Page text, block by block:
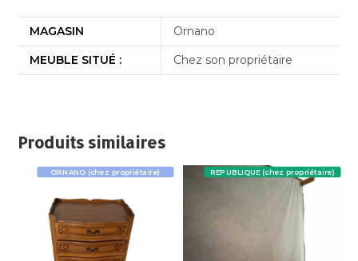
MAGASIN
Ornano
MEUBLE SITUÉ :
Chez son propriétaire
Produits similaires
ORNANO (chez propriétaire) REPUBLIQUE (chez propriétaire)